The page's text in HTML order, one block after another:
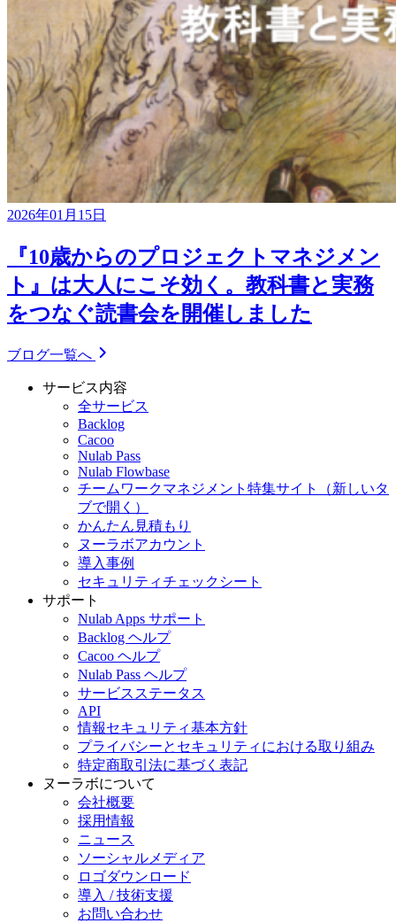
2026年01月15日
『10歳からのプロジェクトマネジメン
ト』は大人にこそ効く。教科書と実務
をつなぐ読書会を開催しました
ブログ一覧へ
サービス内容
全サービス
Backlog
Cacoo
Nulab Pass
Nulab Flowbase
チームワークマネジメント特集サイト
（新しいタ
ブで開く）
かんたん見積もり
ヌーラボアカウント
導入事例
セキュリティチェックシート
サポート
Nulab Apps サポート
Backlog ヘルプ
Cacoo ヘルプ
Nulab Pass ヘルプ
サービスステータス
API
情報セキュリティ基本方針
プライバシーとセキュリティにおける取り組み
特定商取引法に基づく表記
ヌーラボについて
会社概要
採用情報
ニュース
ソーシャルメディア
ロゴダウンロード
導入 / 技術支援
お問い合わせ